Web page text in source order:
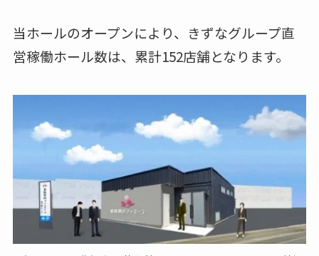
当ホールのオープンにより、きずなグループ直
営稼働ホール数は、累計152店舗となります。